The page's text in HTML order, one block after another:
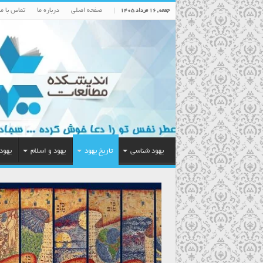
جمعه , ۱۶ مرداد ۱۴۰۵ صفحه اصلی درباره ما تماس با
یهود شناسی تاریخ یهود یهود و اسلام